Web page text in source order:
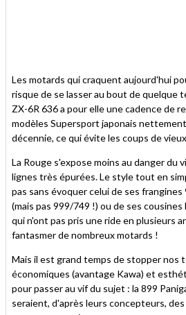
Les motards qui craquent aujourd'hui
risque de se lasser au bout de quelque
ZX-6R 636 a pour elle une cadence de
modèles Supersport japonais
décennie, ce qui évite les coups de
La Rouge s'expose moins au danger du
lignes très épurées. Le style tout en
pas sans évoquer celui de ses
(mais pas 999/749 !) ou de ses
qui n'ont pas pris une ride en plusieurs
fantasmer de nombreux motards !
Mais il est grand temps de stopper nos
économiques (avantage Kawa) et
pour passer au vif du sujet : la 899
seraient, d'après leurs concepteurs,